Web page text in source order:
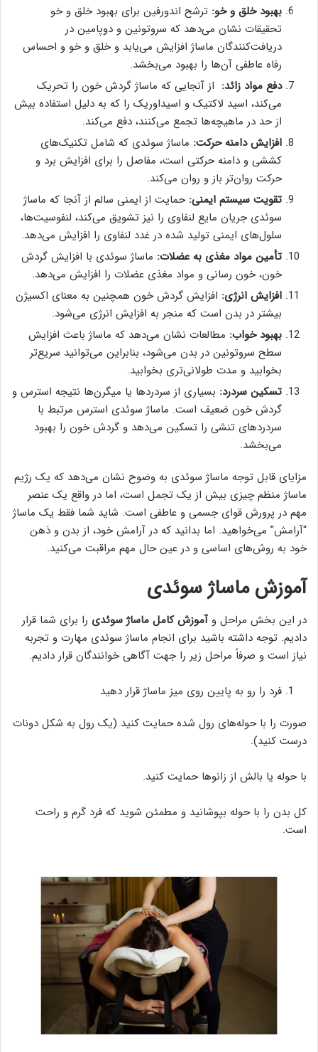
بهبود خلق و خو: ترشح اندورفین برای بهبود خلق و خو
تحقیقات نشان می‌دهد که سروتونین و دوپامین در
دریافت‌کنندگان ماساژ افزایش می‌یابد و خلق و خو و احساس
رفاه عاطفی آن‌ها را بهبود می‌بخشد.
دفع مواد زائد: از آنجایی که ماساژ گردش خون را تحریک
می‌کند، اسید لاکتیک و اسیداوریک را که به دلیل استفاده بیش
از حد در ماهیچه‌ها تجمع می‌کنند، دفع می‌کند.
افزایش دامنه حرکت: ماساژ سوئدی که شامل تکنیک‌های
کششی و دامنه حرکتی است، مفاصل را برای افزایش برد و
حرکت روان‌تر باز و روان می‌کند.
تقویت سیستم ایمنی: حمایت از ایمنی سالم از آنجا که ماساژ
سوئدی جریان مایع لنفاوی را نیز تشویق می‌کند، لنفوسیت‌ها،
سلول‌های ایمنی تولید شده در غدد لنفاوی را افزایش می‌دهد.
تأمین مواد مغذی به عضلات: ماساژ سوئدی با افزایش گردش
خون، خون رسانی و مواد مغذی عضلات را افزایش می‌دهد.
افزایش انرژی: افزایش گردش خون همچنین به معنای اکسیژن
بیشتر در بدن است که منجر به افزایش انرژی می‌شود.
بهبود خواب: مطالعات نشان می‌دهد که ماساژ باعث افزایش
سطح سروتونین در بدن می‌شود، بنابراین می‌توانید سریع‌تر
بخوابید و مدت طولانی‌تری بخوابید.
تسکین سردرد: بسیاری از سردردها یا میگرن‌ها نتیجه استرس و
گردش خون ضعیف است. ماساژ سوئدی استرس مرتبط با
سردردهای تنشی را تسکین می‌دهد و گردش خون را بهبود
می‌بخشد.
مزایای قابل توجه ماساژ سوئدی به وضوح نشان می‌دهد که یک رژیم
ماساژ منظم چیزی بیش از یک تجمل است، اما در واقع یک عنصر
مهم در پرورش قوای جسمی و عاطفی است. شاید شما فقط یک ماساژ
“آرامش” می‌خواهید. اما بدانید که در آرامش خود، از بدن و ذهن
خود به روش‌های اساسی و در عین حال مهم مراقبت می‌کنید.
آموزش ماساژ سوئدی
در این بخش مراحل وآموزش کامل ماساژ سوئدی را برای شما قرار
دادیم. توجه داشته باشید برای انجام ماساژ سوئدی مهارت و تجربه
نیاز است و صرفاً مراحل زیر را جهت آگاهی خوانندگان قرار دادیم.
فرد را رو به پایین روی میز ماساژ قرار دهید
صورت را با حوله‌های رول شده حمایت کنید (یک رول به شکل دونات
درست کنید).
با حوله یا بالش از زانوها حمایت کنید.
کل بدن را با حوله بپوشانید و مطمئن شوید که فرد گرم و راحت
است.